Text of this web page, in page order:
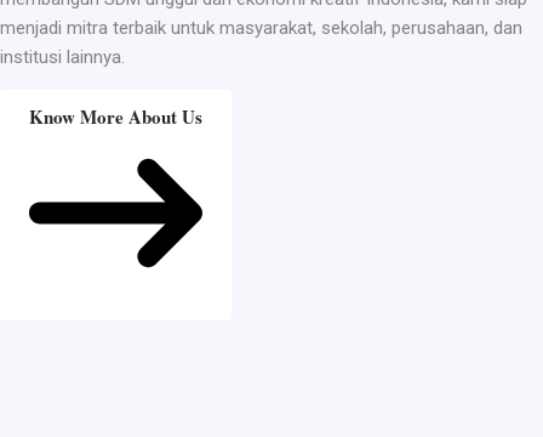
menjadi mitra terbaik untuk masyarakat, sekolah, perusahaan, dan
institusi lainnya.
Know More About Us